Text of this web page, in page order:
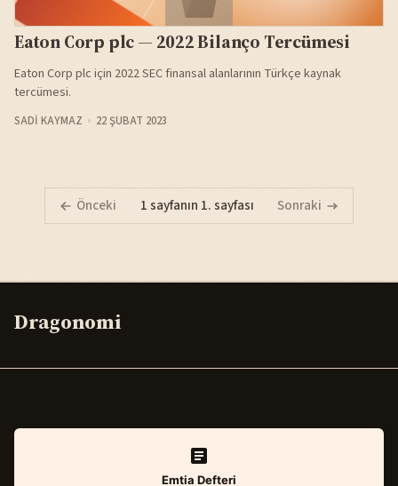
Eaton Corp plc — 2022 Bilanço Tercümesi
Eaton Corp plc için 2022 SEC finansal alanlarının Türkçe kaynak
tercümesi.
SADI KAYMAZ 22 ŞUBAT 2023
Önceki 1 sayfanın 1. sayfası Sonraki
Dragonomi
Emtia Defteri